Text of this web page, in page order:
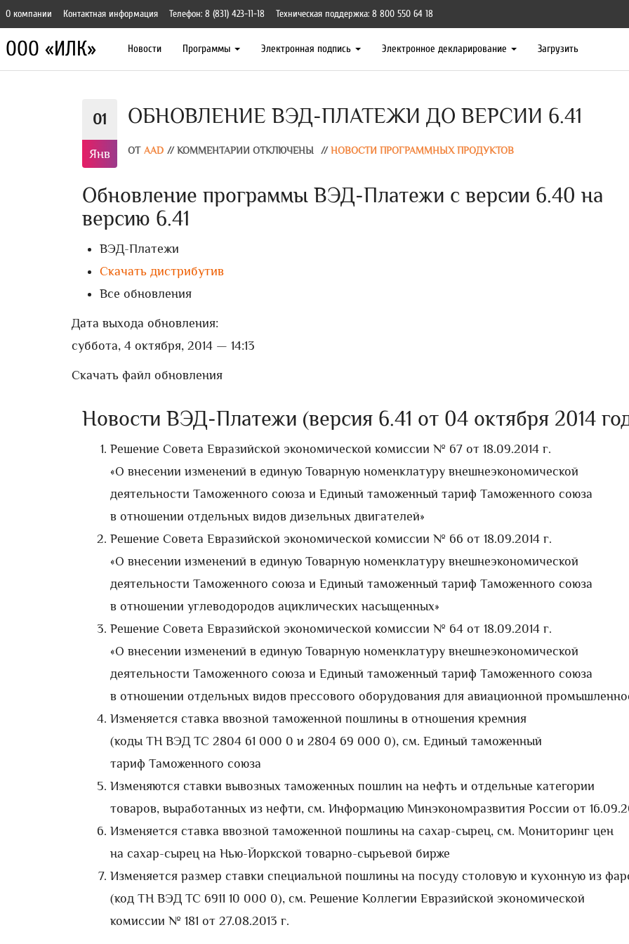
О компании Контактная информация Телефон: 8 (831) 423-11-18 Техническая поддержка: 8 800 550 64 18
ООО «ИЛК» Новости Программы Электронная подпись Электронное декларирование Загрузить
01
Янв
ОБНОВЛЕНИЕ ВЭД-ПЛАТЕЖИ ДО ВЕРСИИ 6.41
ОТ AAD // КОММЕНТАРИИ ОТКЛЮЧЕНЫ // НОВОСТИ ПРОГРАММНЫХ ПРОДУКТОВ
Обновление программы ВЭД-Платежи с версии 6.40 на
версию 6.41
ВЭД-Платежи
Скачать дистрибутив
Все обновления
Дата выхода обновления:
суббота, 4 октября, 2014 — 14:13
Скачать файл обновления
Новости ВЭД-Платежи (версия 6.41 от 04 октября 2014
Решение Совета Евразийской экономической комиссии № 67 от 18.09.2014 г.
«О внесении изменений в единую Товарную номенклатуру внешнеэкономической
деятельности Таможенного союза и Единый таможенный тариф Таможенного союза
в отношении отдельных видов дизельных двигателей»
Решение Совета Евразийской экономической комиссии № 66 от 18.09.2014 г.
«О внесении изменений в единую Товарную номенклатуру внешнеэкономической
деятельности Таможенного союза и Единый таможенный тариф Таможенного союза
в отношении углеводородов ациклических насыщенных»
Решение Совета Евразийской экономической комиссии № 64 от 18.09.2014 г.
«О внесении изменений в единую Товарную номенклатуру внешнеэкономической
деятельности Таможенного союза и Единый таможенный тариф Таможенного союза
в отношении отдельных видов прессового оборудования для авиационной
Изменяется ставка ввозной таможенной пошлины в отношения кремния
(коды ТН ВЭД ТС 2804 61 000 0 и 2804 69 000 0), см. Единый таможенный
тариф Таможенного союза
Изменяются ставки вывозных таможенных пошлин на нефть и отдельные категории
товаров, выработанных из нефти, см. Информацию Минэкономразвития России от
Изменяется ставка ввозной таможенной пошлины на сахар-сырец, см. Мониторинг цен
на сахар-сырец на Нью-Йоркской товарно-сырьевой бирже
Изменяется размер ставки специальной пошлины на посуду столовую и кухонную из
(код ТН ВЭД ТС 6911 10 000 0), см. Решение Коллегии Евразийской экономической
комиссии № 181 от 27.08.2013 г.